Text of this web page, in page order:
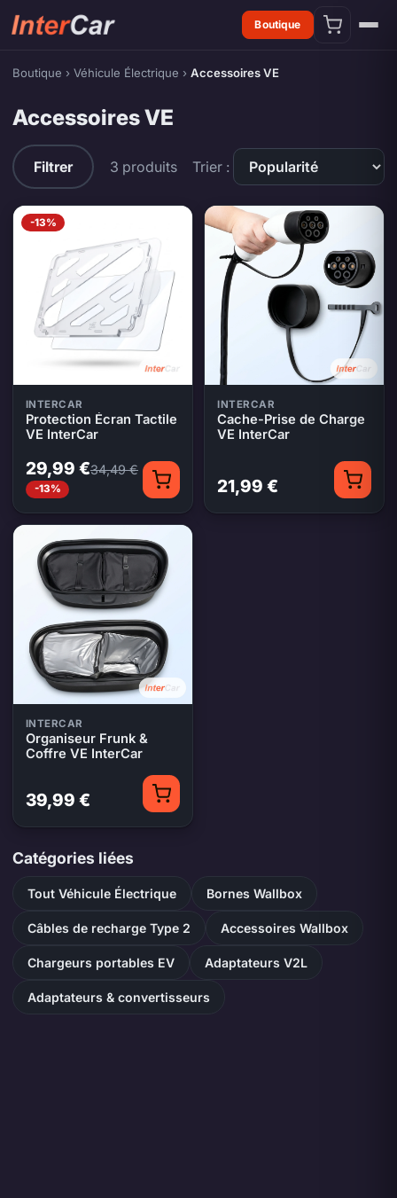
Boutique
Boutique › Véhicule Électrique › Accessoires VE
Accessoires VE
Accessoires VE — produits
Filtrer 3 produits Trier :
-13%
INTERCAR
Protection Écran Tactile
VE InterCar
29,99 €34,49 €
-13%
INTERCAR
Cache-Prise de Charge
VE InterCar
21,99 €
INTERCAR
Organiseur Frunk &
Coffre VE InterCar
39,99 €
Catégories liées
Tout Véhicule Électrique Bornes Wallbox
Câbles de recharge Type 2 Accessoires Wallbox
Chargeurs portables EV Adaptateurs V2L
Adaptateurs & convertisseurs